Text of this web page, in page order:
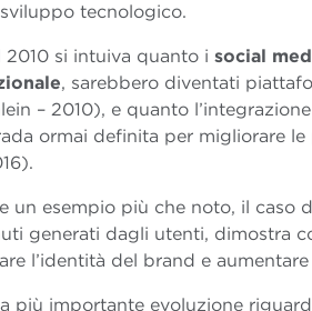
tecnologico.
2010 si intuiva quanto i social
, sarebbero diventati
– 2010), e quanto
ormai definita per migliorare
un esempio più che noto, il caso
generati dagli utenti, dimostra
l’identità del brand e
più importante evoluzione